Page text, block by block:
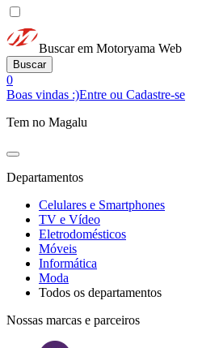
Buscar em Motoryama Web
Buscar
0
Boas vindas :)Entre ou Cadastre-se
Tem no Magalu
Departamentos
Celulares e Smartphones
TV e Vídeo
Eletrodomésticos
Móveis
Informática
Moda
Todos os departamentos
Nossas marcas e parceiros